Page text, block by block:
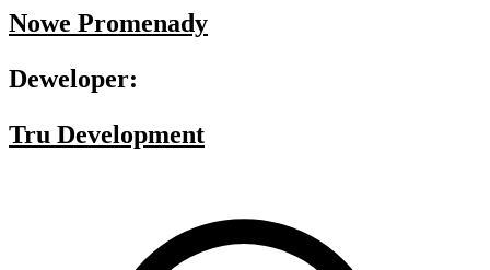
Nowe Promenady
Deweloper:
Tru Development